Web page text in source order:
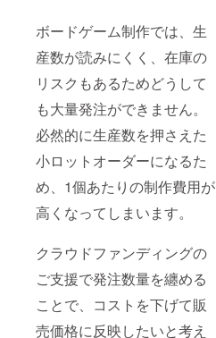
ボードゲーム制作では、生
産数が読みにくく、在庫の
リスクもあるためどうして
も大量発注ができません。
必然的に生産数を押さえた
小ロットオーダーになるた
め、1個あたりの制作費用が
高くなってしまいます。
クラウドファンディングの
ご支援で発注数量を纏める
ことで、コストを下げて販
売価格に反映したいと考え